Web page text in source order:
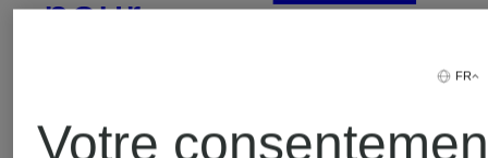
pour
Femmes
FR
Votre